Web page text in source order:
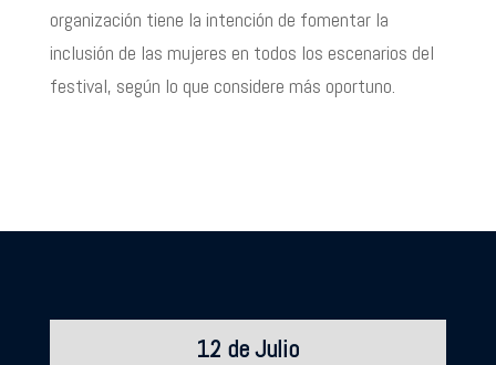
organización tiene la intención de fomentar la
inclusión de las mujeres en todos los escenarios del
festival, según lo que considere más oportuno.
12 de Julio